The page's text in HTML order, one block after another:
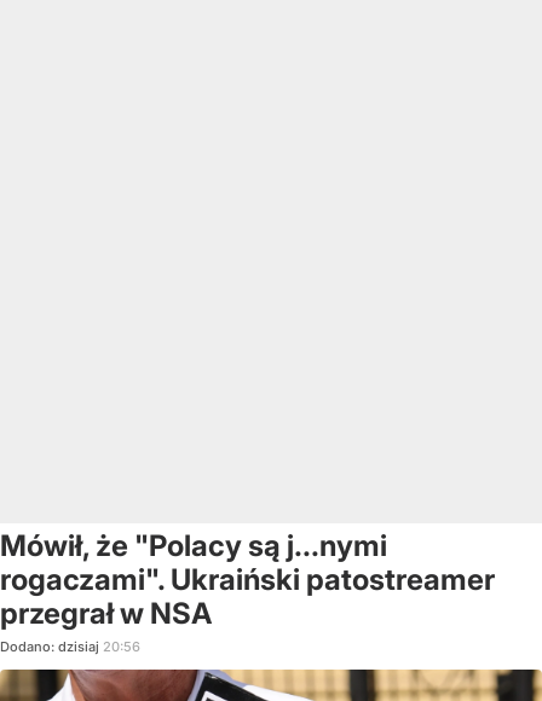
Mówił, że "Polacy są j...nymi
rogaczami". Ukraiński patostreamer
przegrał w NSA
Dodano: dzisiaj 20:56